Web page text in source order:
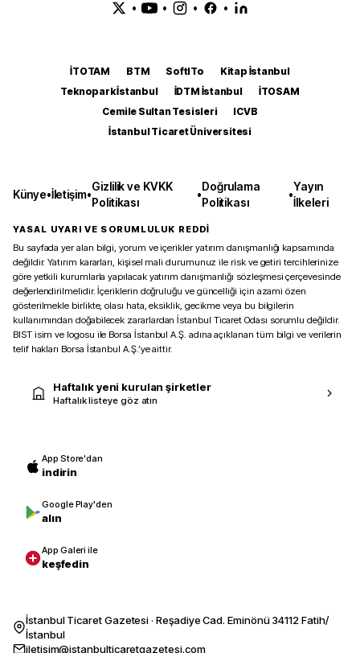
• • • •
İTOTAM BTM SoftITo
Kitap İstanbul
Teknopark İstanbul
İDTM İstanbul
İTOSAM
Cemile Sultan Tesisleri
ICVB
İstanbul Ticaret Üniversitesi
Künye•İletişim•
Gizlilik ve KVKK
Politikası
•
Doğrulama
Politikası
•
Yayın
İlkeleri
YASAL UYARI VE SORUMLULUK REDDİ
Bu sayfada yer alan bilgi, yorum ve içerikler yatırım danışmanlığı kapsamında
değildir. Yatırım kararları, kişisel mali durumunuz ile risk ve getiri tercihlerinize
göre yetkili kurumlarla yapılacak yatırım danışmanlığı sözleşmesi çerçevesinde
değerlendirilmelidir. İçeriklerin doğruluğu ve güncelliği için azami özen
gösterilmekle birlikte, olası hata, eksiklik, gecikme veya bu bilgilerin
kullanımından doğabilecek zararlardan İstanbul Ticaret Odası sorumlu değildir.
BIST isim ve logosu ile Borsa İstanbul A.Ş. adına açıklanan tüm bilgi ve verilerin
telif hakları Borsa İstanbul A.Ş.’ye aittir.
Haftalık yeni kurulan şirketler
Haftalık listeye göz atın
App Store'dan
indirin
Google Play'den
alın
App Galeri ile
keşfedin
İstanbul Ticaret Gazetesi · Reşadiye Cad. Eminönü 34112 Fatih/
İstanbul
iletisim@istanbulticaretgazetesi.com